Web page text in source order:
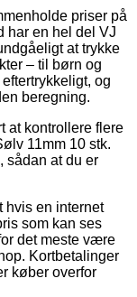
priser på
har en hel del VJ
at trykke
– til børn og
og
beregning.
at kontrollere flere
11mm 10 stk.
sådan at du er
hvis en internet
som kan ses
det meste være
Kortbetalinger
køber overfor